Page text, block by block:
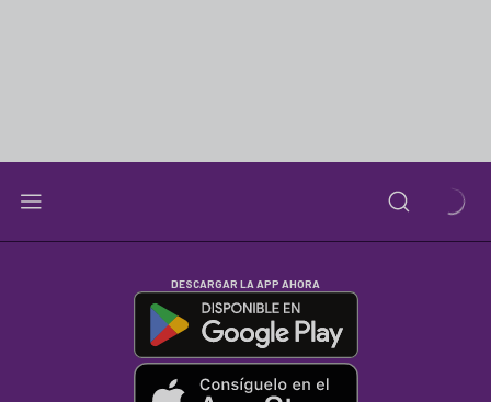
DESCARGAR LA APP AHORA